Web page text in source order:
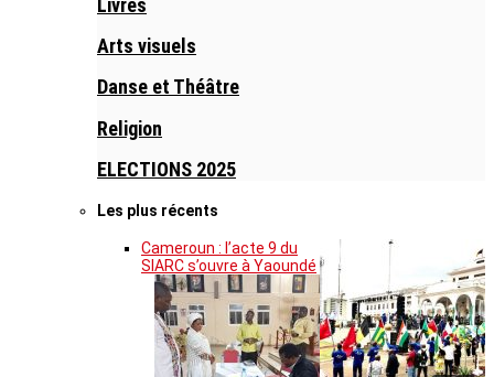
Arts visuels
Danse et Théâtre
Religion
ELECTIONS 2025
Les plus récents
Cameroun : l’acte 9 du
SIARC s’ouvre à Yaoundé